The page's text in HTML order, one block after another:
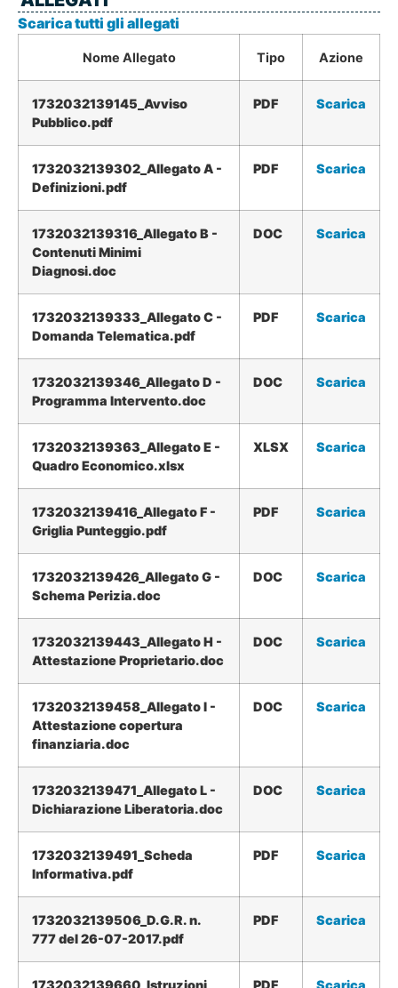
Scarica tutti gli allegati
Nome Allegato Tipo Azione
1732032139145_Avviso
Pubblico.pdf
PDF Scarica
1732032139302_Allegato A -
Definizioni.pdf
PDF Scarica
1732032139316_Allegato B -
Contenuti Minimi
Diagnosi.doc
DOC Scarica
1732032139333_Allegato C -
Domanda Telematica.pdf
PDF Scarica
1732032139346_Allegato D -
Programma Intervento.doc
DOC Scarica
1732032139363_Allegato E -
Quadro Economico.xlsx
XLSX Scarica
1732032139416_Allegato F -
Griglia Punteggio.pdf
PDF Scarica
1732032139426_Allegato G -
Schema Perizia.doc
DOC Scarica
1732032139443_Allegato H -
Attestazione Proprietario.doc
DOC Scarica
1732032139458_Allegato I -
Attestazione copertura
finanziaria.doc
DOC Scarica
1732032139471_Allegato L -
Dichiarazione Liberatoria.doc
DOC Scarica
1732032139491_Scheda
Informativa.pdf
PDF Scarica
1732032139506_D.G.R. n.
777 del 26-07-2017.pdf
PDF Scarica
1732032139660_Istruzioni PDF Scarica